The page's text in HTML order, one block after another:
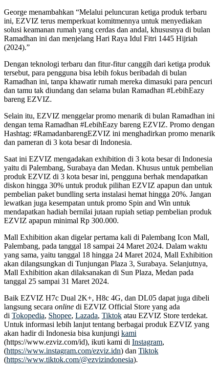
George menambahkan “Melalui peluncuran ketiga produk terbaru
ini, EZVIZ terus memperkuat komitmennya untuk menyediakan
solusi keamanan rumah yang cerdas dan andal, khususnya di bulan
Ramadhan ini dan menjelang Hari Raya Idul Fitri 1445 Hijriah
(2024).”
Dengan teknologi terbaru dan fitur-fitur canggih dari ketiga produk
tersebut, para pengguna bisa lebih fokus beribadah di bulan
Ramadhan ini, tanpa khawatir rumah mereka dimasuki para pencuri
dan tamu tak diundang dan selama bulan Ramadhan #LebihEazy
bareng EZVIZ.
Selain itu, EZVIZ menggelar promo menarik di bulan Ramadhan ini
dengan tema Ramadhan #LebihEazy bareng EZVIZ. Promo dengan
Hashtag: #RamadanbarengEZVIZ ini menghadirkan promo menarik
dan pameran di 3 kota besar di Indonesia.
Saat ini EZVIZ mengadakan exhibition di 3 kota besar di Indonesia
yaitu di Palembang, Surabaya dan Medan. Khusus untuk pembelian
produk EZVIZ di 3 kota besar ini, pengguna berhak mendapatkan
diskon hingga 30% untuk produk pilihan EZVIZ apapun dan untuk
pembelian paket bundling serta instalasi hemat hingga 20%. Jangan
lewatkan juga kesempatan untuk promo Spin and Win untuk
mendapatkan hadiah bernilai jutaan rupiah setiap pembelian produk
EZVIZ apapun minimal Rp 300.000.
Mall Exhibition akan digelar pertama kali di Palembang Icon Mall,
Palembang, pada tanggal 18 sampai 24 Maret 2024. Dalam waktu
yang sama, yaitu tanggal 18 hingga 24 Maret 2024, Mall Exhibition
akan dilangsungkan di Tunjungan Plaza 3, Surabaya. Selanjutnya,
Mall Exhibition akan dilaksanakan di Sun Plaza, Medan pada
tanggal 25 sampai 31 Maret 2024.
Baik EZVIZ H7c Dual 2K+, H8c 4G, dan DL05 dapat juga dibeli
langsung secara online di EZVIZ Official Store yang ada
di Tokopedia, Shopee, Lazada, Tiktok atau EZVIZ Store terdekat.
Untuk informasi lebih lanjut tentang berbagai produk EZVIZ yang
akan hadir di Indonesia bisa kunjungi kami
(https://www.ezviz.com/id), ikuti kami di Instagram,
(https://www.instagram.com/ezviz.idn) dan Tiktok
(https://www.tiktok.com/@ezvizindonesia).